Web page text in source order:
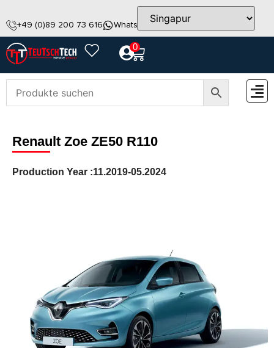
+49 (0)89 200 73 616 WhatsApp info@teutschtech.com
0
Renault Zoe ZE50 R110
Production Year :11.2019-05.2024